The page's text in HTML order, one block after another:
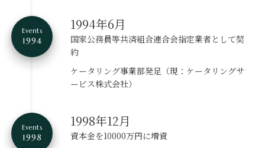
Events
1994
1994年6月
国家公務員等共済組合連合会指定業者として契
約
ケータリング事業部発足（現：ケータリングサ
ービス株式会社）
Events
1998
1998年12月
資本金を10000万円に増資